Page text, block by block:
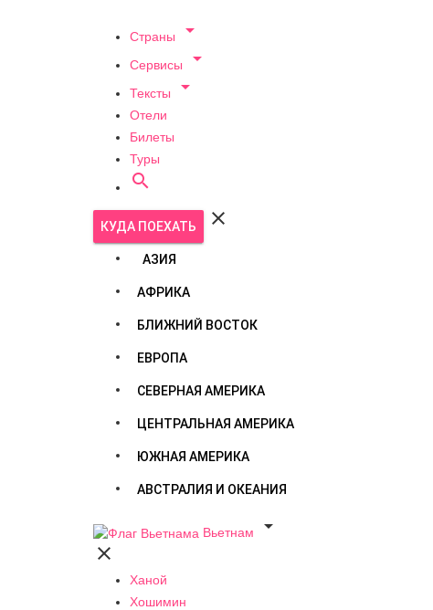
Страны 
Сервисы 
Тексты 
Отели
Билеты
Туры

КУДА ПОЕХАТЬ 
АЗИЯ
АФРИКА
БЛИЖНИЙ ВОСТОК
ЕВРОПА
СЕВЕРНАЯ АМЕРИКА
ЦЕНТРАЛЬНАЯ АМЕРИКА
ЮЖНАЯ АМЕРИКА
АВСТРАЛИЯ И ОКЕАНИЯ
Вьетнам


Ханой
Хошимин